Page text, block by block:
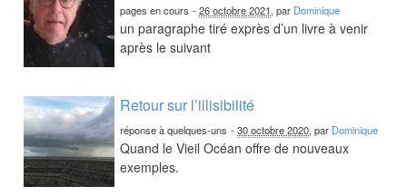
pages en cours -26 octobre 2021, par Dominique
un paragraphe tiré exprès d’un livre à venir
après le suivant
Retour sur l’illisibilité
réponse à quelques-uns -30 octobre 2020, par Dominique
Quand le Vieil Océan offre de nouveaux
exemples.